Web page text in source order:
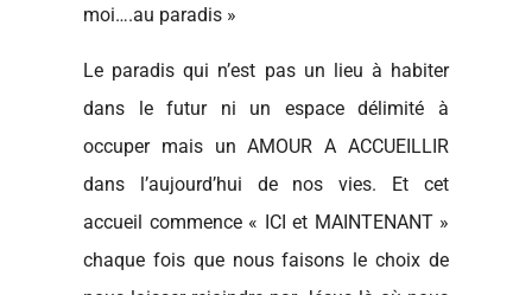
moi….au paradis »
Le paradis qui n’est pas un lieu à habiter
dans le futur ni un espace délimité à
occuper mais un AMOUR A ACCUEILLIR
dans l’aujourd’hui de nos vies. Et cet
accueil commence « ICI et MAINTENANT »
chaque fois que nous faisons le choix de